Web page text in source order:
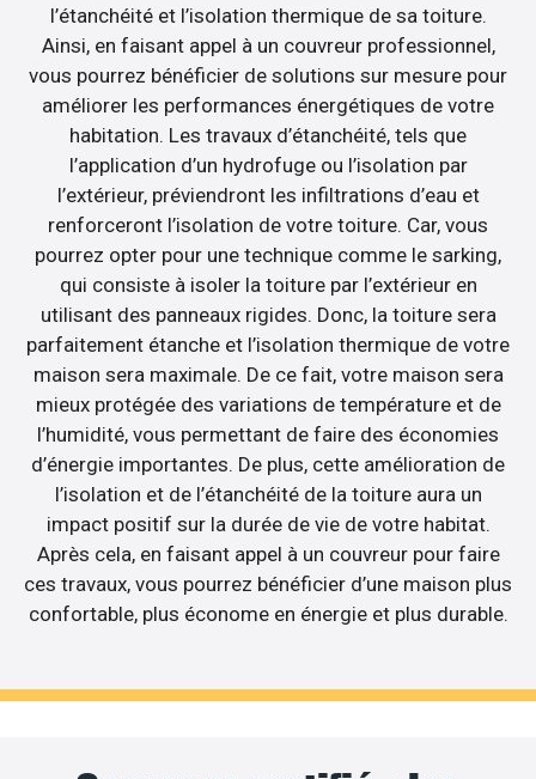
l’étanchéité et l’isolation thermique de sa toiture.
Ainsi, en faisant appel à un couvreur professionnel,
vous pourrez bénéficier de solutions sur mesure pour
améliorer les performances énergétiques de votre
habitation. Les travaux d’étanchéité, tels que
l’application d’un hydrofuge ou l’isolation par
l’extérieur, préviendront les infiltrations d’eau et
renforceront l’isolation de votre toiture. Car, vous
pourrez opter pour une technique comme le sarking,
qui consiste à isoler la toiture par l’extérieur en
utilisant des panneaux rigides. Donc, la toiture sera
parfaitement étanche et l’isolation thermique de votre
maison sera maximale. De ce fait, votre maison sera
mieux protégée des variations de température et de
l’humidité, vous permettant de faire des économies
d’énergie importantes. De plus, cette amélioration de
l’isolation et de l’étanchéité de la toiture aura un
impact positif sur la durée de vie de votre habitat.
Après cela, en faisant appel à un couvreur pour faire
ces travaux, vous pourrez bénéficier d’une maison plus
confortable, plus économe en énergie et plus durable.